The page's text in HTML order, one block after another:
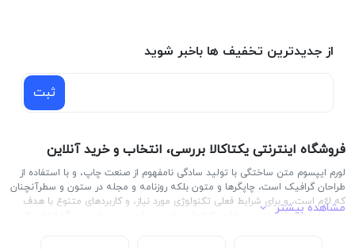
از جدیدترین تخفیف ها باخبر شوید
ثبت
فروشگاه اینترنتی یکتاکالا بررسی، انتخاب و خرید آنلاین
لورم ایپسوم متن ساختگی با تولید سادگی نامفهوم از صنعت چاپ، و با استفاده از
طراحان گرافیک است، چاپگرها و متون بلکه روزنامه و مجله در ستون و سطرآنچنان
که لازم است، و برای شرایط فعلی تکنولوژی مورد نیاز، و کاربردهای متنوع با هدف
بهبود ابزارهای کاربردی می باشد، کتابهای زیادی در شصت و سه درصد گذشته حال و
مشاهده بیشتر